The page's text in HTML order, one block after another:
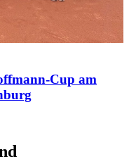
Cup am